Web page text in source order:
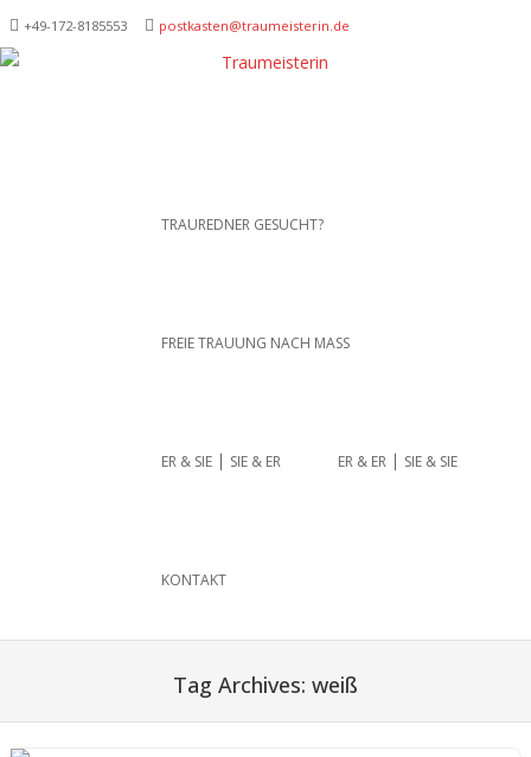
+49-172-­8185553 postkasten@traumeisterin.de
Traurednerein München,
Leidenschaft
SKIP TO CONTENT
TRAUREDNER GESUCHT?
FREIE TRAUUNG NACH MASS
ER & SIE ⎪ SIE & ER ER & ER ⎪ SIE & SIE
KONTAKT
Tag Archives: weiß